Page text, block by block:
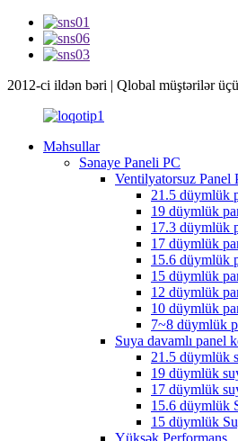
2012-ci ildən bəri | Qlobal müştərilər
Məhsullar
Sənaye Paneli PC
Ventilyatorsuz Panel
21.5 düymlük
19 düymlük
17.3 düymlük
17 düymlük
15.6 düymlük
15 düymlük
12 düymlük
10 düymlük
7~8 düymlük
Suya davamlı panel
21.5 düymlük
19 düymlük
17 düymlük
15.6 düymlük
15 düymlük
Yüksək Performans